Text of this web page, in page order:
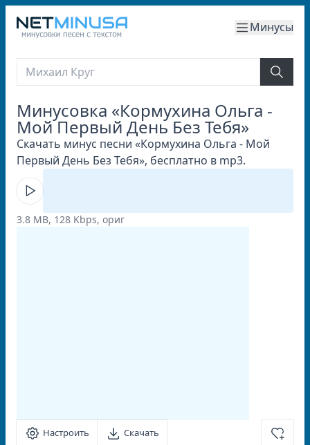
Минусы
Минусовка «Кормухина Ольга -
Мой Первый День Без Тебя»
Скачать минус песни «Кормухина Ольга - Мой
Первый День Без Тебя», бесплатно в mp3.
3.8 MB, 128 Kbps, ориг
Настроить Скачать